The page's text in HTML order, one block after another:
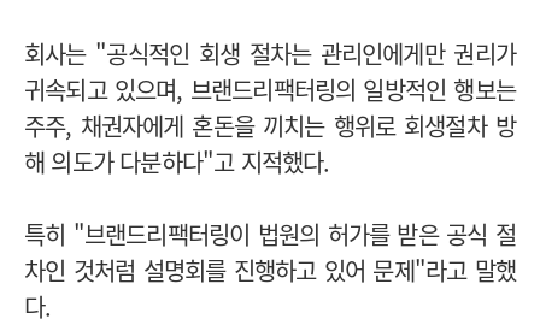
회사는 "공식적인 회생 절차는 관리인에게만 권리가
귀속되고 있으며, 브랜드리팩터링의 일방적인 행보는
주주, 채권자에게 혼돈을 끼치는 행위로 회생절차 방
해 의도가 다분하다"고 지적했다.
특히 "브랜드리팩터링이 법원의 허가를 받은 공식 절
차인 것처럼 설명회를 진행하고 있어 문제"라고 말했
다.